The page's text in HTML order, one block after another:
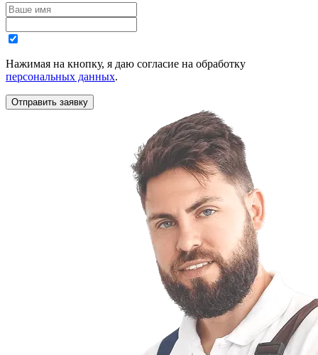
Нажимая на кнопку, я даю согласие на обработку
персональных данных.